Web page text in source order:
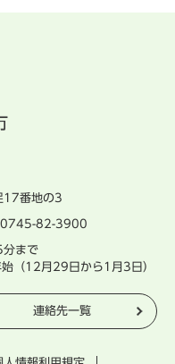
番地の3
82-3900
分まで
（12月29日から1月3日）
連絡先一覧